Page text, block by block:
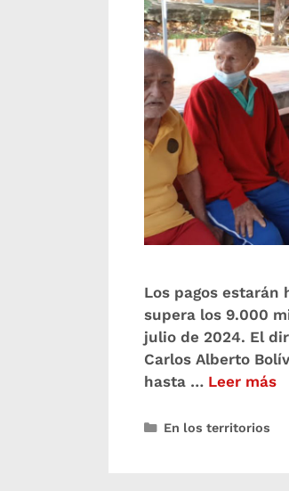
Los pagos estarán
supera los 9.000
julio de 2024. El
Carlos Alberto
hasta … Leer más
En los territorios